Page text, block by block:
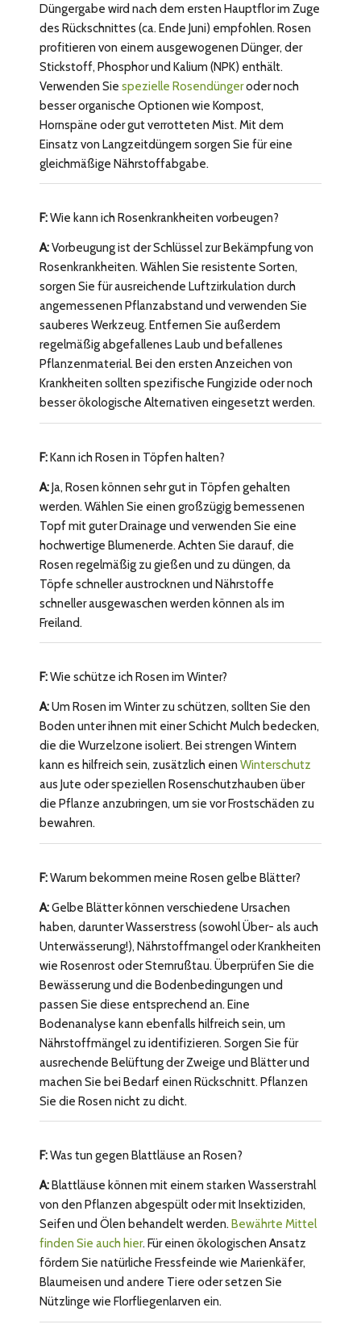
Düngergabe wird nach dem ersten Hauptflor im Zuge
des Rückschnittes (ca. Ende Juni) empfohlen. Rosen
profitieren von einem ausgewogenen Dünger, der
Stickstoff, Phosphor und Kalium (NPK) enthält.
Verwenden Sie spezielle Rosendüngeroder noch
besser organische Optionen wie Kompost,
Hornspäne oder gut verrotteten Mist. Mit dem
Einsatz von Langzeitdüngern sorgen Sie für eine
gleichmäßige Nährstoffabgabe.
F:Wie kann ich Rosenkrankheiten vorbeugen?
A:Vorbeugung ist der Schlüssel zur Bekämpfung von
Rosenkrankheiten. Wählen Sie resistente Sorten,
sorgen Sie für ausreichende Luftzirkulation durch
angemessenen Pflanzabstand und verwenden Sie
sauberes Werkzeug. Entfernen Sie außerdem
regelmäßig abgefallenes Laub und befallenes
Pflanzenmaterial. Bei den ersten Anzeichen von
Krankheiten sollten spezifische Fungizide oder noch
besser ökologische Alternativen eingesetzt werden.
F:Kann ich Rosen in Töpfen halten?
A:Ja, Rosen können sehr gut in Töpfen gehalten
werden. Wählen Sie einen großzügig bemessenen
Topf mit guter Drainage und verwenden Sie eine
hochwertige Blumenerde. Achten Sie darauf, die
Rosen regelmäßig zu gießen und zu düngen, da
Töpfe schneller austrocknen und Nährstoffe
schneller ausgewaschen werden können als im
Freiland.
F:Wie schütze ich Rosen im Winter?
A:Um Rosen im Winter zu schützen, sollten Sie den
Boden unter ihnen mit einer Schicht Mulch bedecken,
die die Wurzelzone isoliert. Bei strengen Wintern
kann es hilfreich sein, zusätzlich einen Winterschutz
aus Jute oder speziellen Rosenschutzhauben über
die Pflanze anzubringen, um sie vor Frostschäden zu
bewahren.
F:Warum bekommen meine Rosen gelbe Blätter?
A:Gelbe Blätter können verschiedene Ursachen
haben, darunter Wasserstress (sowohl Über- als auch
Unterwässerung!), Nährstoffmangel oder Krankheiten
wie Rosenrost oder Sternrußtau. Überprüfen Sie die
Bewässerung und die Bodenbedingungen und
passen Sie diese entsprechend an. Eine
Bodenanalyse kann ebenfalls hilfreich sein, um
Nährstoffmängel zu identifizieren. Sorgen Sie für
ausrechende Belüftung der Zweige und Blätter und
machen Sie bei Bedarf einen Rückschnitt. Pflanzen
Sie die Rosen nicht zu dicht.
F:Was tun gegen Blattläuse an Rosen?
A:Blattläuse können mit einem starken Wasserstrahl
von den Pflanzen abgespült oder mit Insektiziden,
Seifen und Ölen behandelt werden. Bewährte Mittel
finden Sie auch hier. Für einen ökologischen Ansatz
fördern Sie natürliche Fressfeinde wie Marienkäfer,
Blaumeisen und andere Tiere oder setzen Sie
Nützlinge wie Florfliegenlarven ein.